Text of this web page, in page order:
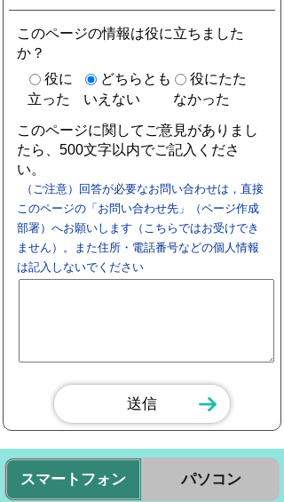
このページの情報は役に立ちました
か？
役に
立った
どちらとも
いえない
役にたた
なかった
このページに関してご意見がありまし
たら、500文字以内でご記入くださ
い。
（ご注意）回答が必要なお問い合わせは，直接
このページの「お問い合わせ先」（ページ作成
部署）へお願いします（こちらではお受けでき
ません）。また住所・電話番号などの個人情報
は記入しないでください
スマートフォン パソコン